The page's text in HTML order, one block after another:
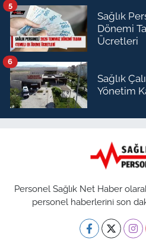
Sağlık
Dönemi
Ücretleri
5
Sağlık
Yönetim
6
Personel Sağlık Net Haber
personel haberlerini son